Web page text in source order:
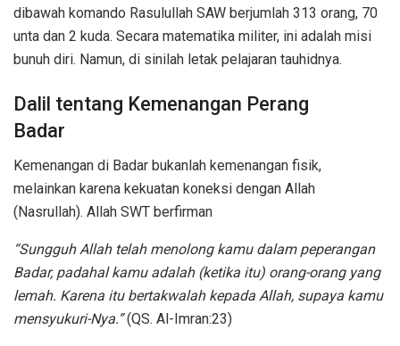
dibawah komando Rasulullah SAW berjumlah 313 orang, 70
unta dan 2 kuda. Secara matematika militer, ini adalah misi
bunuh diri. Namun, di sinilah letak pelajaran tauhidnya.
Dalil tentang Kemenangan Perang
Badar
Kemenangan di Badar bukanlah kemenangan fisik,
melainkan karena kekuatan koneksi dengan Allah
(Nasrullah). Allah SWT berfirman
“Sungguh Allah telah menolong kamu dalam peperangan
Badar, padahal kamu adalah (ketika itu) orang-orang yang
lemah. Karena itu bertakwalah kepada Allah, supaya kamu
mensyukuri-Nya.”(QS. Al-Imran:23)